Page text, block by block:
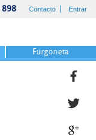
Contacto Entrar
Furgoneta